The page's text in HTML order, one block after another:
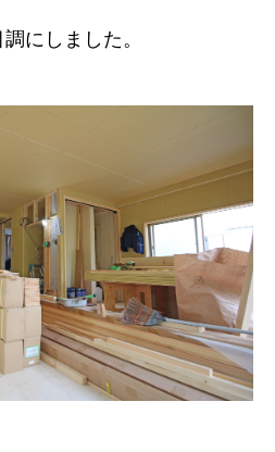
にしました。